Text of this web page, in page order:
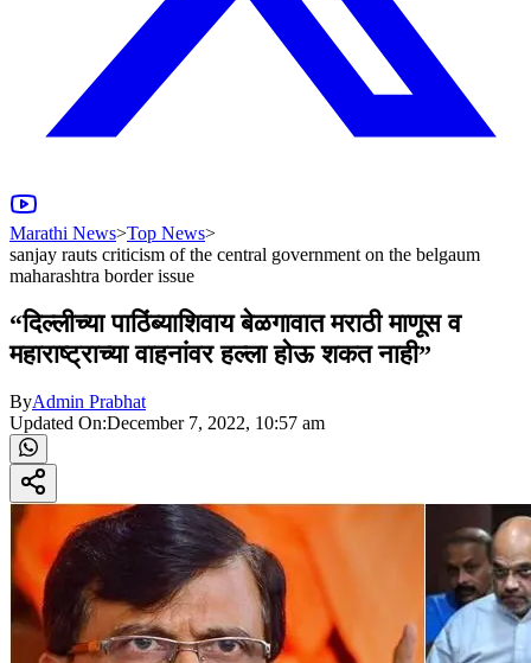
Marathi News>Top News>
sanjay rauts criticism of the central government on the belgaum
maharashtra border issue
“दिल्लीच्या पाठिंब्याशिवाय बेळगावात मराठी माणूस व
महाराष्ट्राच्या वाहनांवर हल्ला होऊ शकत नाही”
ByAdmin Prabhat
Updated On:December 7, 2022, 10:57 am